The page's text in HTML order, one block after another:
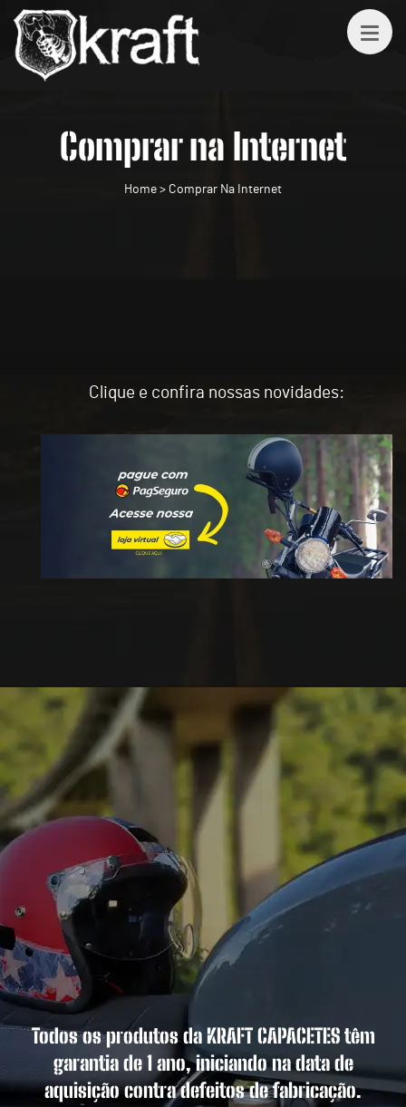
Comprar na Internet
Home > Comprar Na Internet
Clique e confira nossas novidades:
Todos os produtos da KRAFT CAPACETES têm
garantia de 1 ano, iniciando na data de
aquisição contra defeitos de fabricação.